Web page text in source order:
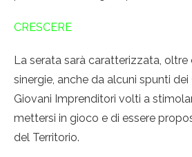
CRESCERE
La serata sarà caratterizzata,
sinergie, anche da alcuni spunti dei
Giovani Imprenditori volti a
mettersi in gioco e di essere
del Territorio.